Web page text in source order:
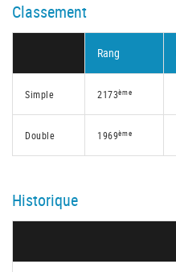
Classement
Rang
Simple 2173ème
Double 1969ème
Historique